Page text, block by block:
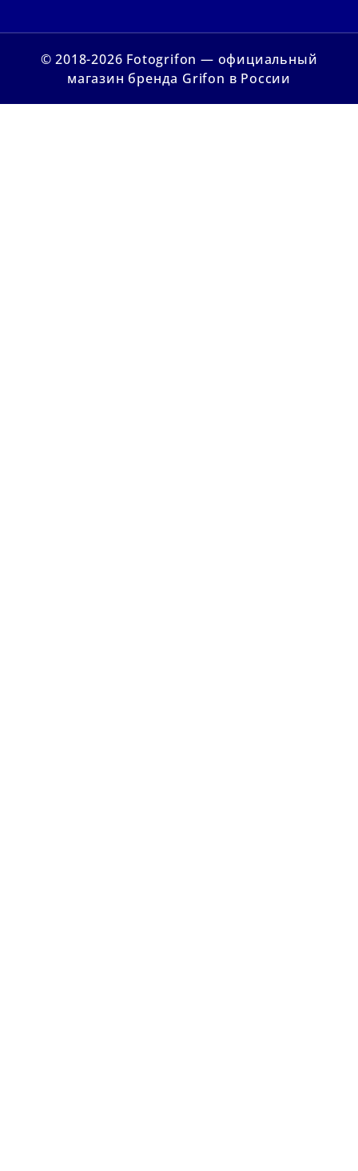
© 2018-2026 Fotogrifon — официальный
магазин бренда Grifon в России